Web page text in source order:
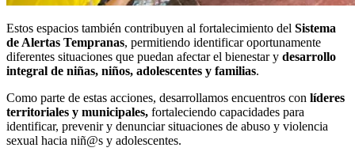
Estos espacios también contribuyen al fortalecimiento del Sistema
de Alertas Tempranas, permitiendo identificar oportunamente
diferentes situaciones que puedan afectar el bienestar y desarrollo
integral de niñas, niños, adolescentes y familias.
Como parte de estas acciones, desarrollamos encuentros con líderes
territoriales y municipales, fortaleciendo capacidades para
identificar, prevenir y denunciar situaciones de abuso y violencia
sexual hacia niñ@s y adolescentes.